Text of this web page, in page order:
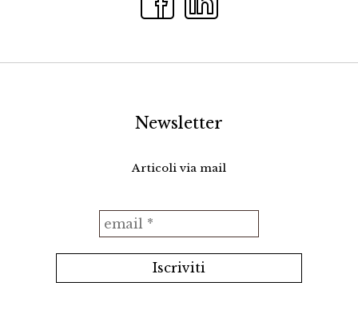
Newsletter
Articoli via mail